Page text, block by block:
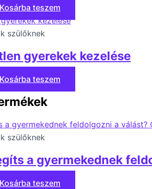
Kosárba teszem
szülőknek
gyerekek kezelése
Kosárba teszem
szülőknek
a gyermekednek
Kosárba teszem